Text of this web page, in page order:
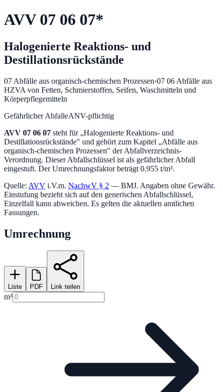
AVV 07 06 07*
Halogenierte Reaktions- und
Destillationsrückstände
07 Abfälle aus organisch-chemischen Prozessen›07 06 Abfälle aus
HZVA von Fetten, Schmierstoffen, Seifen, Waschmitteln und
Körperpflegemitteln
Gefährlicher AbfalleANV-pflichtig
AVV 07 06 07 steht für „Halogenierte Reaktions- und
Destillationsrückstände" und gehört zum Kapitel „Abfälle aus
organisch-chemischen Prozessen" der Abfallverzeichnis-
Verordnung. Dieser Abfallschlüssel ist als gefährlicher Abfall
eingestuft. Der Umrechnungsfaktor beträgt 0.955 t/m³.
Quelle: AVV i.V.m. NachwV § 2 — BMJ. Angaben ohne Gewähr.
Einstufung bezieht sich auf den generischen Abfallschlüssel,
Einzelfall kann abweichen. Es gelten die aktuellen amtlichen
Fassungen.
Umrechnung
Liste PDF Link teilen
m³